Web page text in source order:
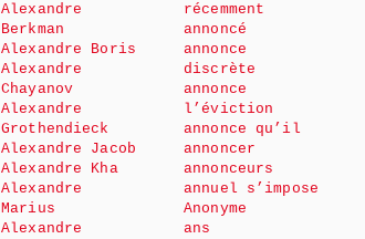
Alexandre
Berkman
Alexandre Boris
Alexandre
Chayanov
Alexandre
Grothendieck
Alexandre Jacob
Alexandre Kha
Alexandre
Marius
Alexandre
récemment
annoncé
annonce
discrète
annonce
l’éviction
annonce qu’il
annoncer
annonceurs
annuel s’impose
Anonyme
ans